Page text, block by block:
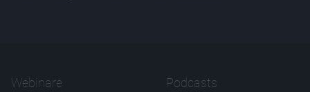
Webinare Podcasts